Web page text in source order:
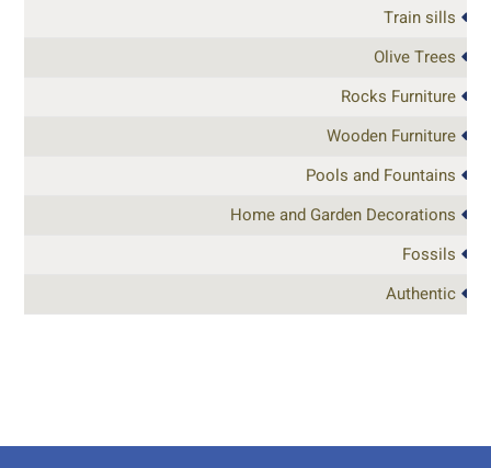
Train sills
Olive Trees
Rocks Furniture
Wooden Furniture
Pools and Fountains
Home and Garden Decorations
Fossils
Authentic